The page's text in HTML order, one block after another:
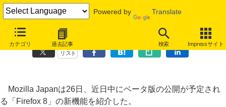
Powered by Translate
カテゴリ 過去記事 検索 Impressサイト
Mozilla、近日公開の「Firefox 8」ベータ版の機能を紹介
リスト
Mozilla Japanは26日、近日中にベータ版の公開が予定され
る「Firefox 8」の新機能を紹介した。